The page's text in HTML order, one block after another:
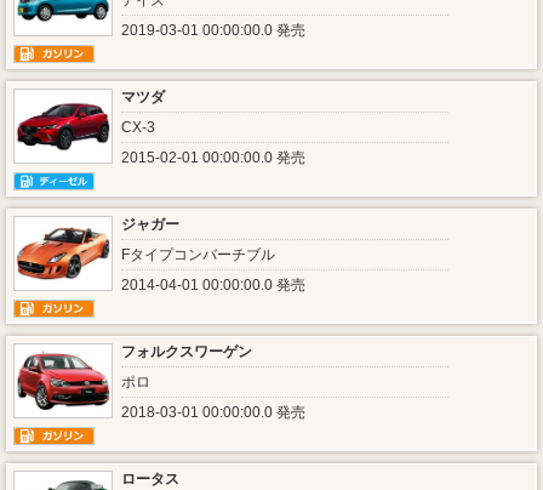
2019-03-01 00:00:00.0 発売
マツダ
CX-3
2015-02-01 00:00:00.0 発売
ジャガー
Fタイプコンバーチブル
2014-04-01 00:00:00.0 発売
フォルクスワーゲン
ポロ
2018-03-01 00:00:00.0 発売
ロータス